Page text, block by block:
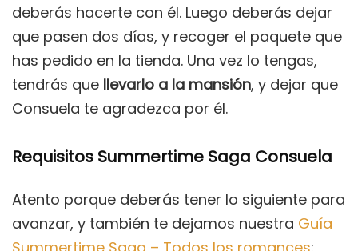
deberás hacerte con él. Luego deberás dejar
que pasen dos días, y recoger el paquete que
has pedido en la tienda. Una vez lo tengas,
tendrás que llevarlo a la mansión, y dejar que
Consuela te agradezca por él.
Requisitos Summertime Saga Consuela
Atento porque deberás tener lo siguiente para
avanzar, y también te dejamos nuestra Guía